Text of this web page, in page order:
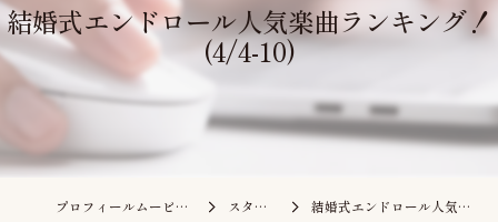
結婚式エンドロール人気楽曲ランキング！
(4/4-10)
プロフィールムービーの依頼ならポライン スタッフブログ 結婚式エンドロール人気楽曲ランキング！(4/4-10)